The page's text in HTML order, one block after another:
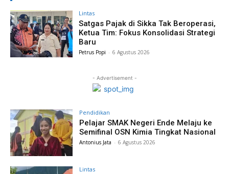
Lintas
Satgas Pajak di Sikka Tak Beroperasi,
Ketua Tim: Fokus Konsolidasi Strategi
Baru
Petrus Popi - 6 Agustus 2026
- Advertisement -
Pendidikan
Pelajar SMAK Negeri Ende Melaju ke
Semifinal OSN Kimia Tingkat Nasional
Antonius Jata - 6 Agustus 2026
Lintas